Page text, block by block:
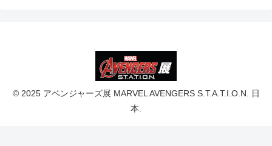
© 2025 アベンジャーズ展 MARVEL AVENGERS S.T.A.T.I.O.N. 日
本.